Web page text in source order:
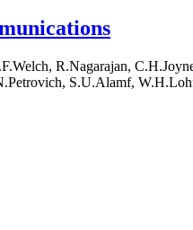
R.Nagarajan,
S.U.Alamf,